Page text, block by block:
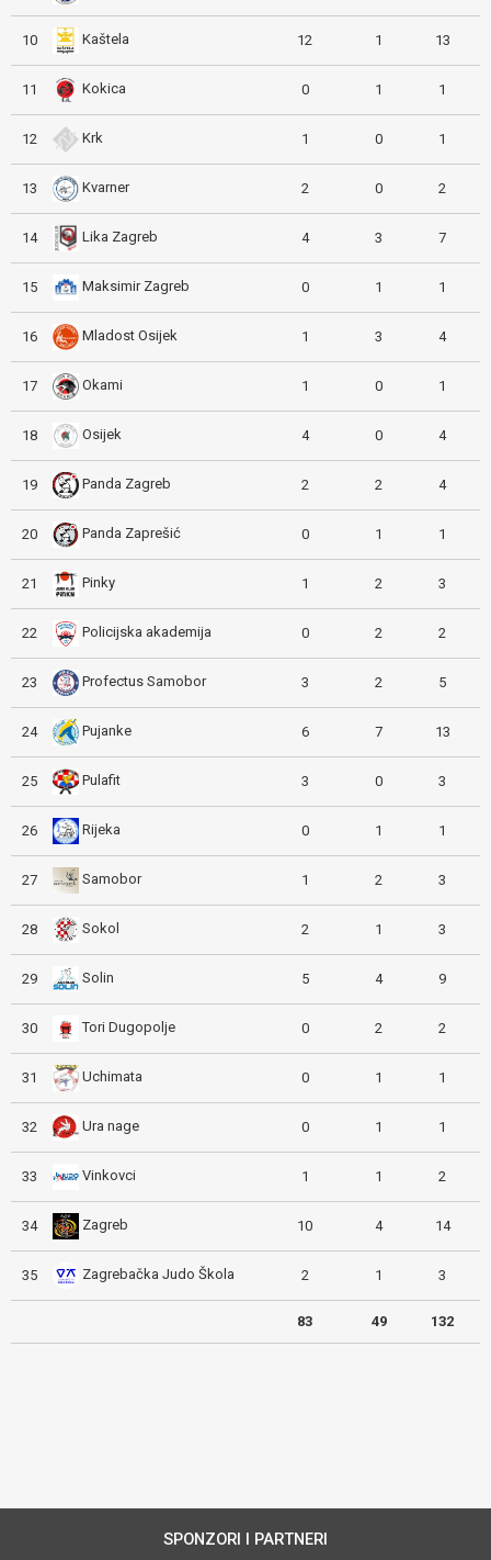
10 Kaštela 12 1 13
11 Kokica 0 1 1
12 Krk 1 0 1
13 Kvarner 2 0 2
14 Lika Zagreb 4 3 7
15 Maksimir Zagreb 0 1 1
16 Mladost Osijek 1 3 4
17 Okami 1 0 1
18 Osijek 4 0 4
19 Panda Zagreb 2 2 4
20 Panda Zaprešić 0 1 1
21 Pinky 1 2 3
22 Policijska akademija 0 2 2
23 Profectus Samobor 3 2 5
24 Pujanke 6 7 13
25 Pulafit 3 0 3
26 Rijeka 0 1 1
27 Samobor 1 2 3
28 Sokol 2 1 3
29 Solin 5 4 9
30 Tori Dugopolje 0 2 2
31 Uchimata 0 1 1
32 Ura nage 0 1 1
33 Vinkovci 1 1 2
34 Zagreb 10 4 14
35 Zagrebačka Judo Škola 2 1 3
83 49 132
SPONZORI I PARTNERI